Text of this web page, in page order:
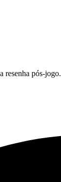
resenha pós-jogo.